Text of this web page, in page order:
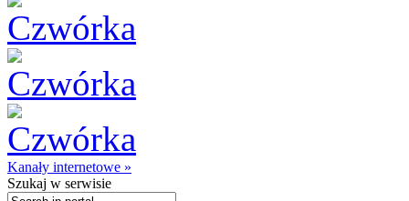
Kanały internetowe »
Szukaj w serwisie